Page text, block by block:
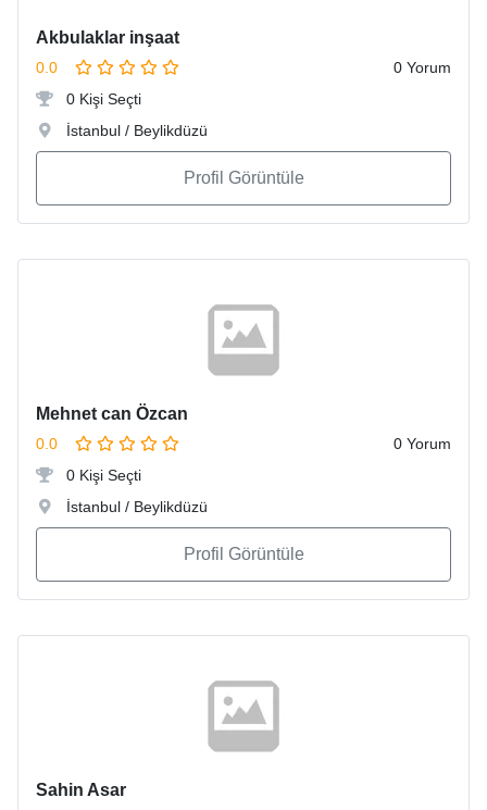
Akbulaklar inşaat
0.0
0 Yorum
0 Kişi Seçti
İstanbul / Beylikdüzü
Profil Görüntüle
Mehnet can Özcan
0.0
0 Yorum
0 Kişi Seçti
İstanbul / Beylikdüzü
Profil Görüntüle
Sahin Asar